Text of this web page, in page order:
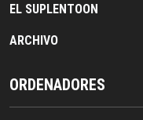
EL SUPLENTOON
ARCHIVO
ORDENADORES